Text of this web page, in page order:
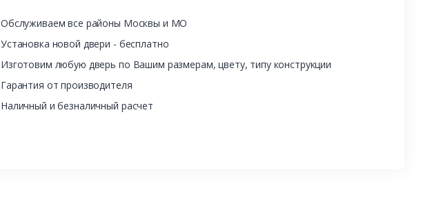
Обслуживаем все районы Москвы и МО
Установка новой двери - бесплатно
Изготовим любую дверь по Вашим размерам, цвету, типу конструкции
Гарантия от производителя
Наличный и безналичный расчет